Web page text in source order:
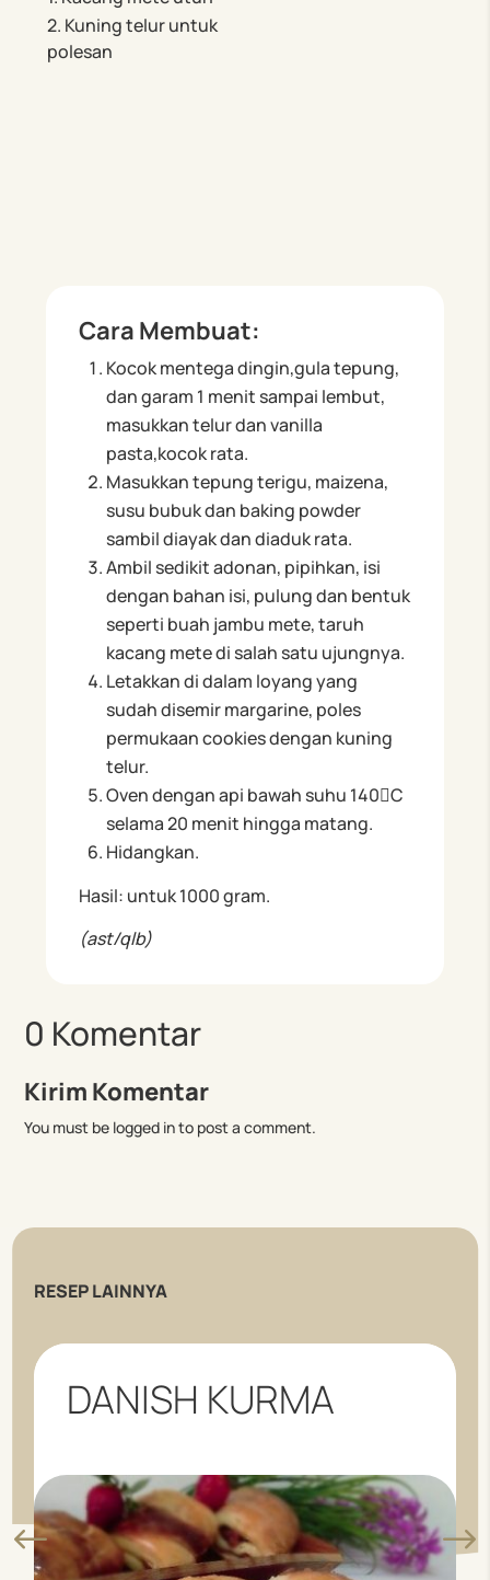
2. Kuning telur untuk
polesan
Cara Membuat:
Kocok mentega dingin,gula tepung,
dan garam 1 menit sampai lembut,
masukkan telur dan vanilla
pasta,kocok rata.
Masukkan tepung terigu, maizena,
susu bubuk dan baking powder
sambil diayak dan diaduk rata.
Ambil sedikit adonan, pipihkan, isi
dengan bahan isi, pulung dan bentuk
seperti buah jambu mete, taruh
kacang mete di salah satu ujungnya.
Letakkan di dalam loyang yang
sudah disemir margarine, poles
permukaan cookies dengan kuning
telur.
Oven dengan api bawah suhu 140C
selama 20 menit hingga matang.
Hidangkan.
Hasil: untuk 1000 gram.
(ast/qlb)
0 Komentar
Kirim Komentar
You must be logged in to post a comment.
RESEP LAINNYA
DANISH KURMA